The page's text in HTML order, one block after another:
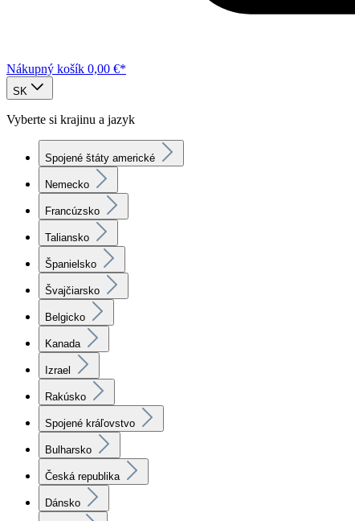
Nákupný košík 0,00 €*
SK
Vyberte si krajinu a jazyk
Spojené štáty americké
Nemecko
Francúzsko
Taliansko
Španielsko
Švajčiarsko
Belgicko
Kanada
Izrael
Rakúsko
Spojené kráľovstvo
Bulharsko
Česká republika
Dánsko